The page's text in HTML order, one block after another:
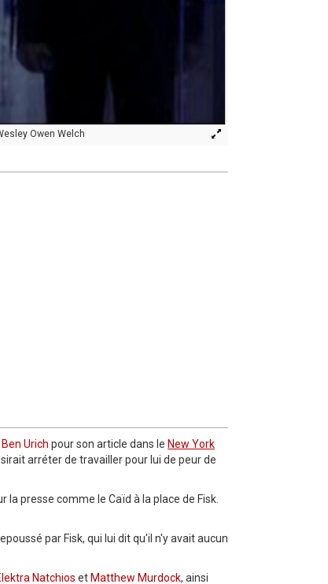
Owen Welch
Ben Urich pour son article dans le New York
arréter de travailler pour lui de peur de
la presse comme le Caïd à la place de Fisk.
par Fisk, qui lui dit qu'il n'y avait aucun
Natchios et Matthew Murdock, ainsi